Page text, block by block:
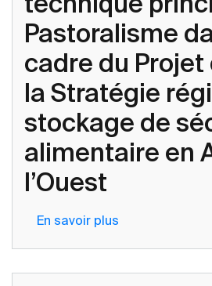
en
Pastoralisme
le
cadre
du
Projet
d’Appui
de
Pastoralisme
cadre du Projet
la Stratégie
stockage de
alimentaire en
l’Ouest
En savoir plus